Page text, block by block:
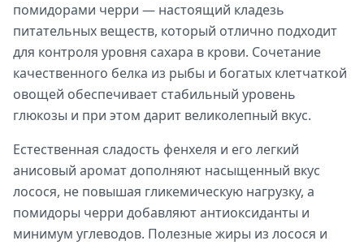
помидорами черри — настоящий кладезь
питательных веществ, который отлично подходит
для контроля уровня сахара в крови. Сочетание
качественного белка из рыбы и богатых клетчаткой
овощей обеспечивает стабильный уровень
глюкозы и при этом дарит великолепный вкус.
Естественная сладость фенхеля и его легкий
анисовый аромат дополняют насыщенный вкус
лосося, не повышая гликемическую нагрузку, а
помидоры черри добавляют антиоксиданты и
минимум углеводов. Полезные жиры из лосося и